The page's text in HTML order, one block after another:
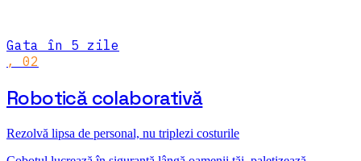
Gata în 5 zile
, 02
Robotică colaborativă
Rezolvă lipsa de personal, nu triplezi costurile